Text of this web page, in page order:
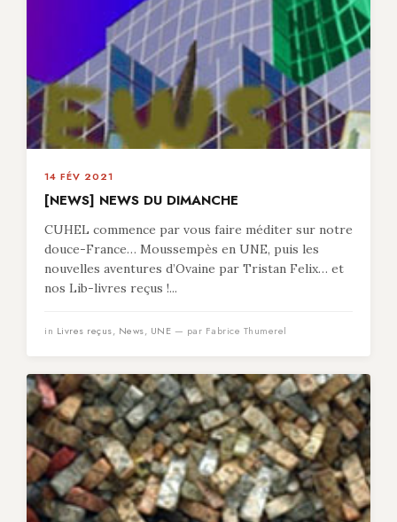
14 FÉV 2021
[NEWS] NEWS DU DIMANCHE
CUHEL commence par vous faire méditer sur notre
douce-France… Moussempès en UNE, puis les
nouvelles aventures d’Ovaine par Tristan Felix… et
nos Lib-livres reçus !...
in Livres reçus, News, UNE — par Fabrice Thumerel